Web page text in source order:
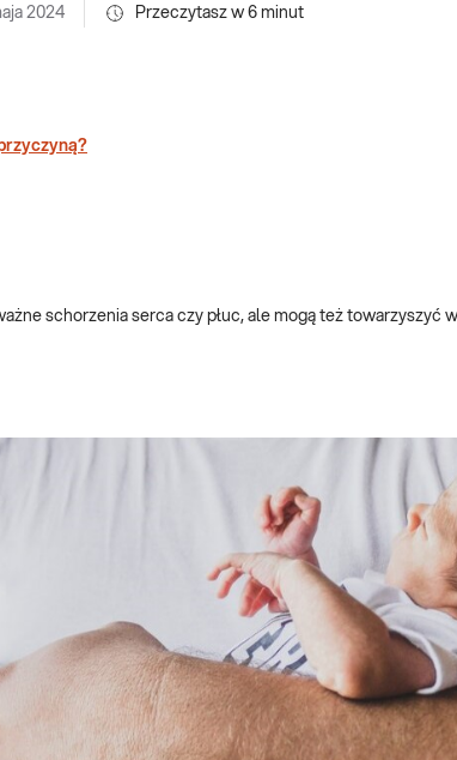
2024 Przeczytasz w 6 minut
schorzenia serca czy płuc, ale mogą też towarzyszyć